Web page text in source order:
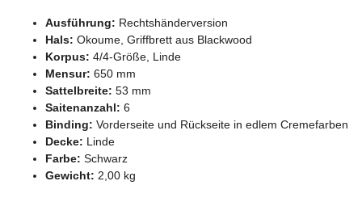
Ausführung: Rechtshänderversion
Hals: Okoume, Griffbrett aus Blackwood
Korpus: 4/4-Größe, Linde
Mensur: 650 mm
Sattelbreite: 53 mm
Saitenanzahl: 6
Binding: Vorderseite und Rückseite in edlem Cremefarben
Decke: Linde
Farbe: Schwarz
Gewicht: 2,00 kg